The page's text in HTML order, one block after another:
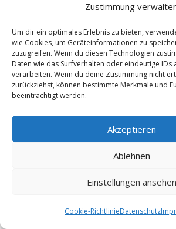
Zustimmung
Um dir ein optimales Erlebnis zu bieten,
wie Cookies, um Geräteinformationen zu
zuzugreifen. Wenn du diesen Technologien
Daten wie das Surfverhalten oder eindeutige IDs
verarbeiten. Wenn du deine Zustimmung nicht
zurückziehst, können bestimmte Merkmale und
beeinträchtigt werden.
Akzeptieren
Ablehnen
Einstellungen ansehen
Cookie-RichtlinieDatenschutz
Windesheim
Roxheim Kreis Bad Kreuznach
Rüdesheim Kreis Bad Kreuznach
Warmsroth
Oberhausen an der Nahe
Schloßböckelheim
Daxweiler
Staudernheim